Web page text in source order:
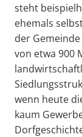
steht
ehemals
der
von etwa 900
wenn heute
kaum